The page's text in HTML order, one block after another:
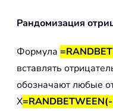
Рандомизация
Формула
вставлять
обозначают любые
X